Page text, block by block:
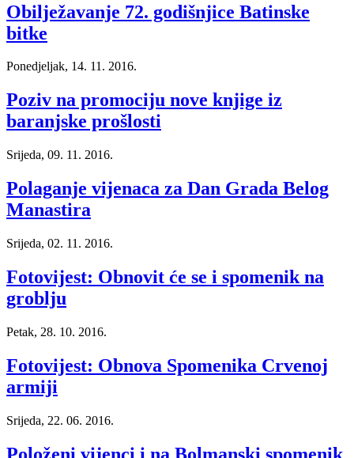
Obilježavanje 72. godišnjice Batinske
bitke
Ponedjeljak, 14. 11. 2016.
Poziv na promociju nove knjige iz
baranjske prošlosti
Srijeda, 09. 11. 2016.
Polaganje vijenaca za Dan Grada Belog
Manastira
Srijeda, 02. 11. 2016.
Fotovijest: Obnovit će se i spomenik na
groblju
Petak, 28. 10. 2016.
Fotovijest: Obnova Spomenika Crvenoj
armiji
Srijeda, 22. 06. 2016.
Položeni vijenci i na Bolmanski spomenik